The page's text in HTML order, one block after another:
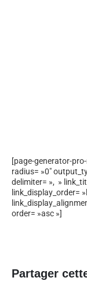
[page-generator-
radius= »0″
delimiter= », »
link_display_order=
order= »asc »]
Partager